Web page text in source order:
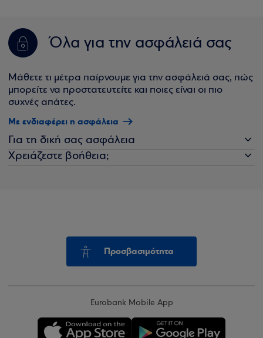
Όλα για την ασφάλειά σας
Μάθετε τι μέτρα παίρνουμε για την ασφάλειά σας, πώς
μπορείτε να προστατευτείτε και ποιες είναι οι πιο
συχνές απάτες.
Με ενδιαφέρει η ασφάλεια
Για τη δική σας ασφάλεια
Χρειάζεστε βοήθεια;
Προσβασιμότητα
Eurobank Mobile App